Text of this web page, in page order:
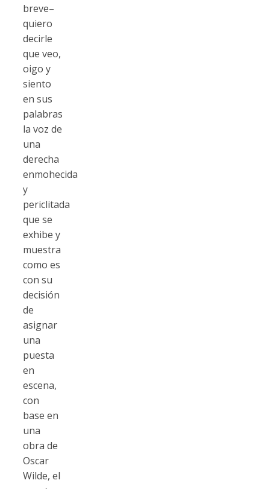
breve–
quiero
decirle
que veo,
oigo y
siento
en sus
palabras
la voz de
una
derecha
enmohecida
y
periclitada
que se
exhibe y
muestra
como es
con su
decisión
de
asignar
una
puesta
en
escena,
con
base en
una
obra de
Oscar
Wilde, el